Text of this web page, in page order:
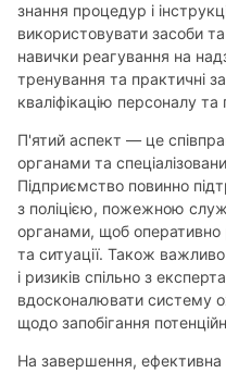
знання процедур і
використовувати засоби
навички реагування на
тренування та практичні
кваліфікацію персоналу
П'ятий аспект — це
органами та
Підприємство повинно
з поліцією, пожежною
органами, щоб оперативно
та ситуації. Також
і ризиків спільно з
вдосконалювати систему
щодо запобігання
На завершення, ефективна